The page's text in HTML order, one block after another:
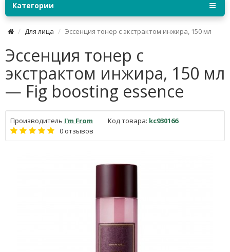
Категории
Для лица Эссенция тонер с экстрактом инжира, 150 мл
Эссенция тонер с
экстрактом инжира, 150 мл
— Fig boosting essence
Производитель I'm From Код товара: kc930166
0 отзывов